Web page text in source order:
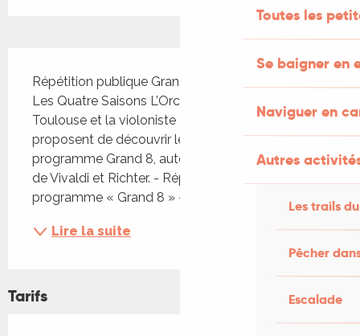
Toutes les
Se baigner en
Naviguer en
Autres
Les trails
Pêcher
Escalade
Répétition publique Grand 8 : Vivaldi, Richter /
Les Quatre Saisons L’Orchestre de Chambre de
Toulouse et la violoniste Manon Galy vous
proposent de découvrir les coulisses du
programme Grand 8, autour des Quatre Saisons
de Vivaldi et Richter. - Répétition publique du
programme « Grand 8 » - Œuvres...
Lire la suite
Tarifs